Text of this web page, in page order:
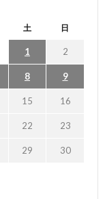
土 日
1 2
8 9
15 16
22 23
29 30